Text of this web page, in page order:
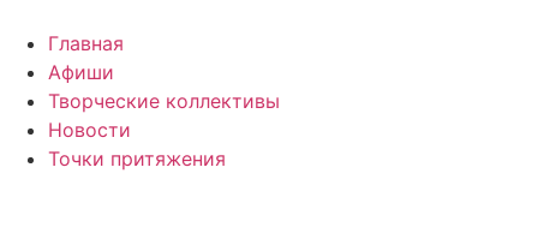
содержимому
Главная
Афиши
Творческие коллективы
Новости
Точки притяжения